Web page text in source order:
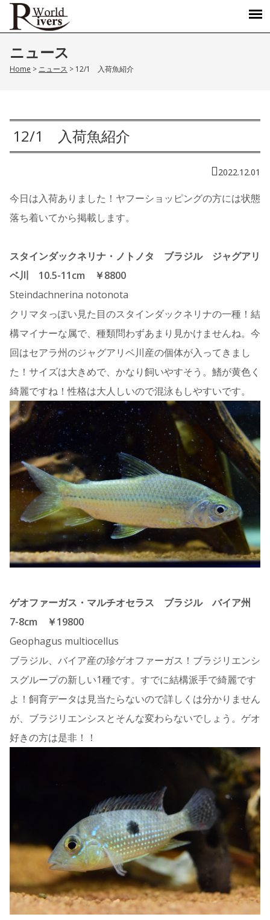
ニュース
Home > ニュース > 12/1 入荷魚紹介
12/1 入荷魚紹介
2022.12.01
今日は入荷ありました！ヤフーショッピングの方には状態
落ち着いてから掲載します。
スタインダックネリナ・ノトノタ ブラジル ジャグアリ
ベ川 10.5-11cm ￥8800
Steindachnerina notonota
クリマタっぽい見た目のスタインダックネリナの一種！結
構マイナーな属で、種類問わずあまり見かけませんね。今
回はセアラ州のジャグアリベ川産の個体が入ってきまし
た！サイズは大きめで、かなり飼いやすそう。鰭が黄色く
綺麗ですね！性格は大人しいので混泳もしやすいです。
ゲオファーガス・マルチオセラス ブラジル バイア州
7-8cm ￥19800
Geophagus multiocellus
ブラジル、バイア産の珍ゲオファーガス！ブラジリエンシ
スグループの新しい1種です。すでに結構派手で綺麗です
よ！飼育データは見当たらないので詳しくは分かりません
が、ブラジリエンシスとそんな変わらないでしょう。ゲオ
好きの方は是非！！